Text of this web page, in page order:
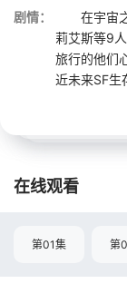
剧情：
在宇宙之
莉艾斯等9
旅行的他们
近未来SF生
在线观看
第01集 第